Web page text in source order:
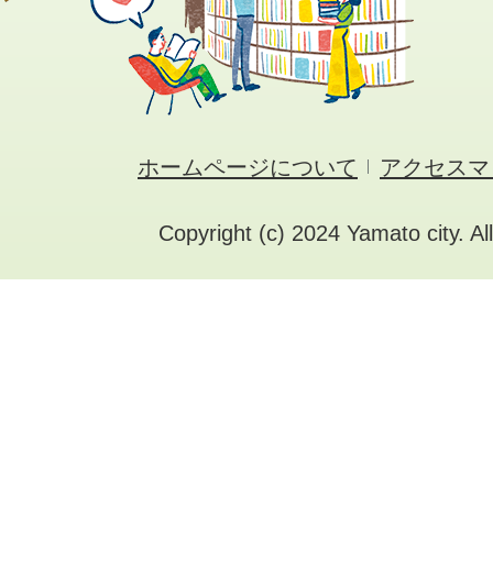
ホームページについて アクセス
Copyright (c) 2024 Yamato city.